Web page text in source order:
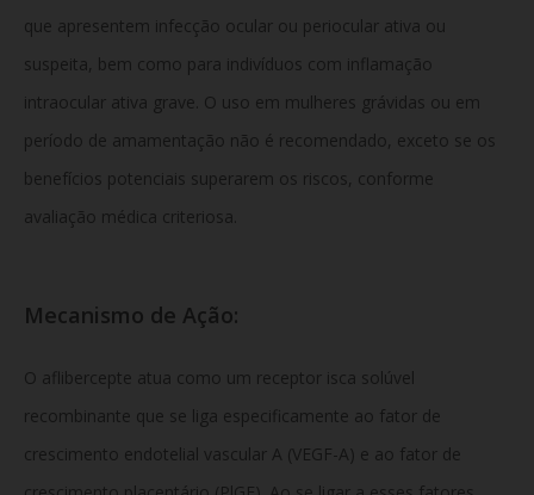
que apresentem infecção ocular ou periocular ativa ou
suspeita, bem como para indivíduos com inflamação
intraocular ativa grave. O uso em mulheres grávidas ou em
período de amamentação não é recomendado, exceto se os
benefícios potenciais superarem os riscos, conforme
avaliação médica criteriosa.
Mecanismo de Ação:
O aflibercepte atua como um receptor isca solúvel
recombinante que se liga especificamente ao fator de
crescimento endotelial vascular A (VEGF-A) e ao fator de